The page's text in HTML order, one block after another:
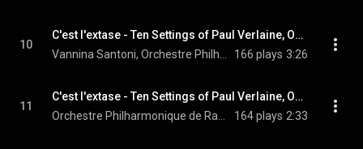
10
C'est l'extase - Ten Settings of Paul Verlaine, Op. 118: X. La mer est plus belle
166 plays 3:26
11
C'est l'extase - Ten Settings of Paul Verlaine, Op. 118: XI. Épilogue
164 plays 2:33